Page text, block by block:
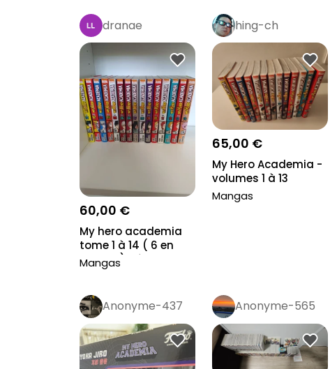
dranae
60,00 €
My hero academia
tome 1 à 14 ( 6 en
double ) très...
Mangas
hing-ch
65,00 €
My Hero Academia -
volumes 1 à 13
Mangas
Anonyme-437 Anonyme-565